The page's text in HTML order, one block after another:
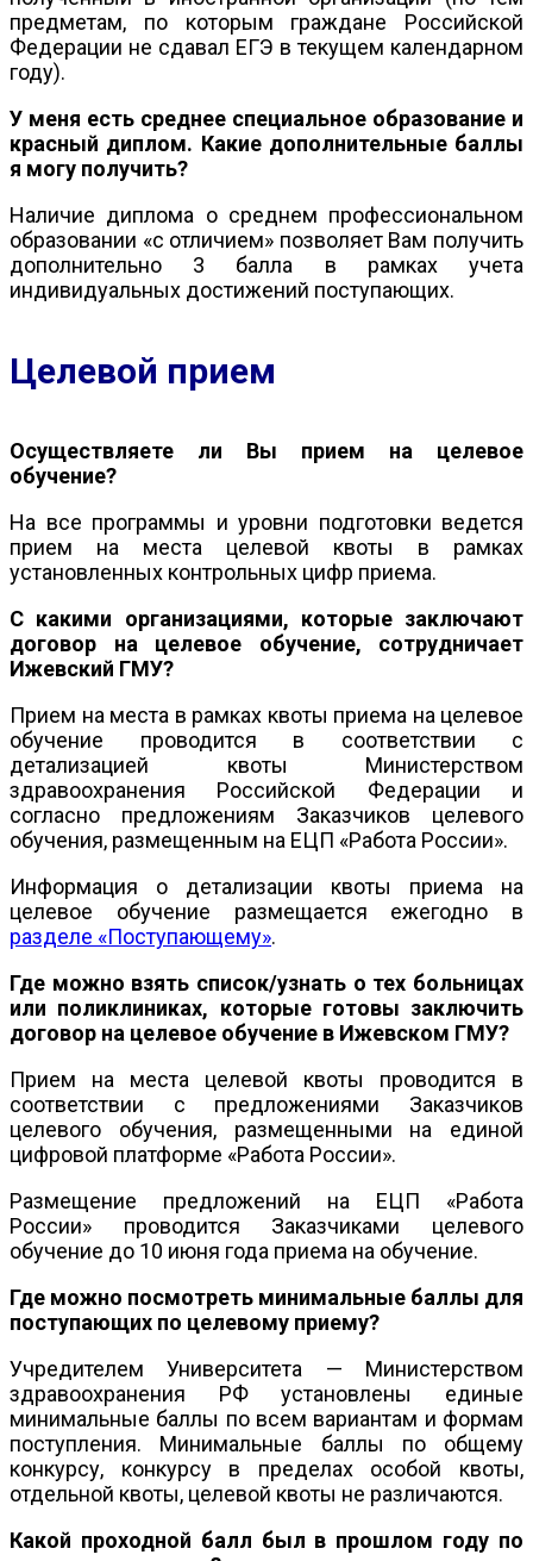
предметам, по которым граждане Российской
Федерации не сдавал ЕГЭ в текущем календарном
году).
У меня есть среднее специальное образование и
красный диплом. Какие дополнительные баллы
я могу получить?
Наличие диплома о среднем профессиональном
образовании «с отличием» позволяет Вам получить
дополнительно 3 балла в рамках учета
индивидуальных достижений поступающих.
Целевой прием
Осуществляете ли Вы прием на целевое
обучение?
На все программы и уровни подготовки ведется
прием на места целевой квоты в рамках
установленных контрольных цифр приема.
С какими организациями, которые заключают
договор на целевое обучение, сотрудничает
Ижевский ГМУ?
Прием на места в рамках квоты приема на целевое
обучение проводится в соответствии с
детализацией квоты Министерством
здравоохранения Российской Федерации и
согласно предложениям Заказчиков целевого
обучения, размещенным на ЕЦП «Работа России».
Информация о детализации квоты приема на
целевое обучение размещается ежегодно в
разделе «Поступающему».
Где можно взять список/узнать о тех больницах
или поликлиниках, которые готовы заключить
договор на целевое обучение в Ижевском ГМУ?
Прием на места целевой квоты проводится в
соответствии с предложениями Заказчиков
целевого обучения, размещенными на единой
цифровой платформе «Работа России».
Размещение предложений на ЕЦП «Работа
России» проводится Заказчиками целевого
обучение до 10 июня года приема на обучение.
Где можно посмотреть минимальные баллы для
поступающих по целевому приему?
Учредителем Университета — Министерством
здравоохранения РФ установлены единые
минимальные баллы по всем вариантам и формам
поступления. Минимальные баллы по общему
конкурсу, конкурсу в пределах особой квоты,
отдельной квоты, целевой квоты не различаются.
Какой проходной балл был в прошлом году по